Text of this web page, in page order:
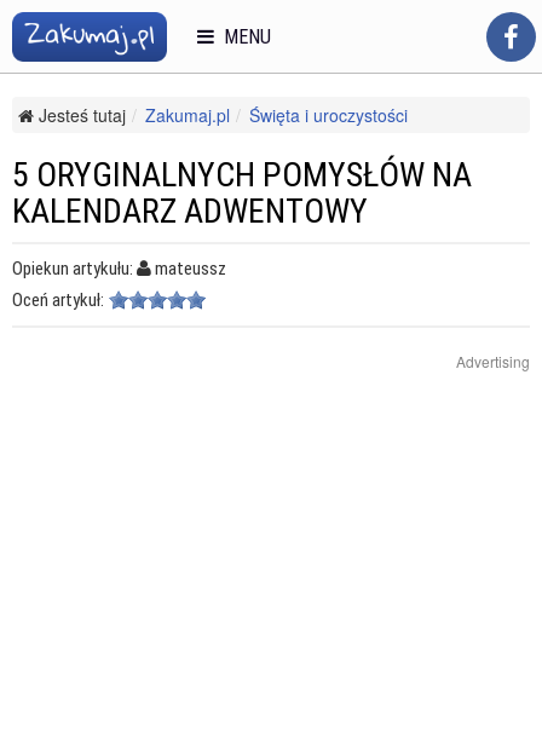
Jesteś tutaj Zakumaj.pl
Święta i uroczystości
5 oryginalnych pomysłów na kalendarz adwentowy
5 ORYGINALNYCH POMYSŁÓW NA
KALENDARZ ADWENTOWY
Opiekun artykułu:
mateussz
Oceń artykuł:
Advertising
MENU